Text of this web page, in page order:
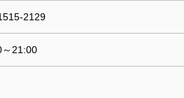
2129
～21:00